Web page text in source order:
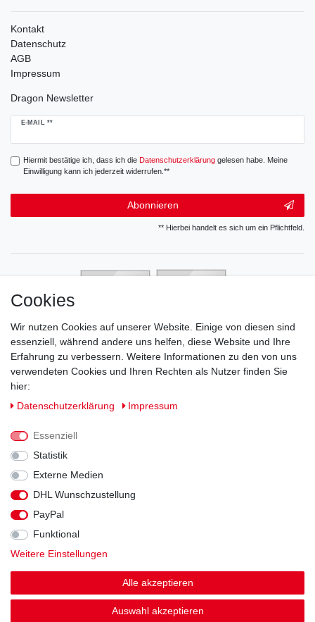
Kontakt
Datenschutz
AGB
Impressum
Dragon Newsletter
E-MAIL **
Newsletter
Hiermit bestätige ich, dass ich die Daten­schutz­erklärunggelesen habe. Meine
Einwilligung kann ich jederzeit widerrufen.**
Abonnieren
** Hierbei handelt es sich um ein Pflichtfeld.
Widerrufs­recht
© Copyright 2026 | Alle Rechte vorbehalten.
Cookies
Wir nutzen Cookies auf unserer Website. Einige von diesen sind
essenziell, während andere uns helfen, diese Website und Ihre
Erfahrung zu verbessern. Weitere Informationen zu den von uns
verwendeten Cookies und Ihren Rechten als Nutzer finden Sie
hier:
Daten­schutz­erklärung
Impressum
Essenziell
Statistik
Externe Medien
DHL Wunschzustellung
PayPal
Funktional
Weitere Einstellungen
Alle akzeptieren
Auswahl akzeptieren